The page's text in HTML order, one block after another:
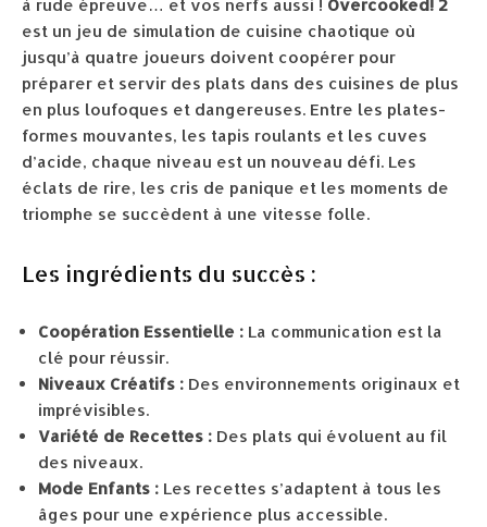
à rude épreuve… et vos nerfs aussi ! Overcooked! 2
est un jeu de simulation de cuisine chaotique où
jusqu’à quatre joueurs doivent coopérer pour
préparer et servir des plats dans des cuisines de plus
en plus loufoques et dangereuses. Entre les plates-
formes mouvantes, les tapis roulants et les cuves
d’acide, chaque niveau est un nouveau défi. Les
éclats de rire, les cris de panique et les moments de
triomphe se succèdent à une vitesse folle.
Les ingrédients du succès :
Coopération Essentielle : La communication est la
clé pour réussir.
Niveaux Créatifs : Des environnements originaux et
imprévisibles.
Variété de Recettes : Des plats qui évoluent au fil
des niveaux.
Mode Enfants : Les recettes s’adaptent à tous les
âges pour une expérience plus accessible.